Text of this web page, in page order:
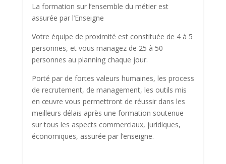
La formation sur l’ensemble du métier est
assurée par l’Enseigne
Votre équipe de proximité est constituée de 4 à 5
personnes, et vous managez de 25 à 50
personnes au planning chaque jour.
Porté par de fortes valeurs humaines, les process
de recrutement, de management, les outils mis
en œuvre vous permettront de réussir dans les
meilleurs délais après une formation soutenue
sur tous les aspects commerciaux, juridiques,
économiques, assurée par l’enseigne.